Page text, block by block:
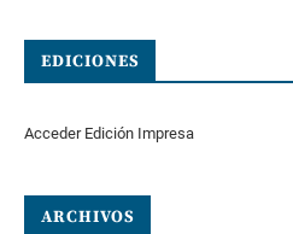
EDICIONES
Acceder Edición Impresa
ARCHIVOS